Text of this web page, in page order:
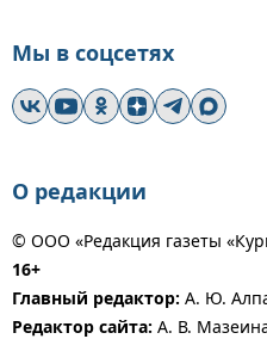
Мы в соцсетях
О редакции
© ООО «Редакция газеты
16+
Главный редактор: А. Ю.
Редактор сайта: А. В.